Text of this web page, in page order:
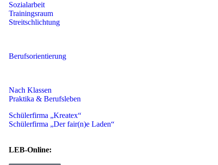
Sozialarbeit
Trainingsraum
Streitschlichtung
Berufsorientierung
Nach Klassen
Praktika & Berufsleben
Schülerfirma „Kreatex“
Schülerfirma „Der fair(n)e Laden“
LEB-Online: